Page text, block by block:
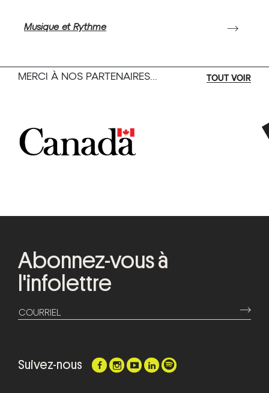
Musique et Rythme ⟶
MERCI À NOS PARTENAIRES... TOUT VOIR
Abonnez-vous à
l'infolettre
COURRIEL ⟶
Suivez-nous